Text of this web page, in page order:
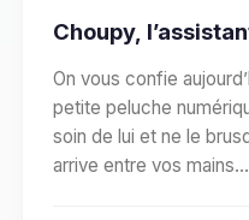
Choupy,
On vous confie
petite peluche
soin de lui et ne le
arrive entre vos mains…